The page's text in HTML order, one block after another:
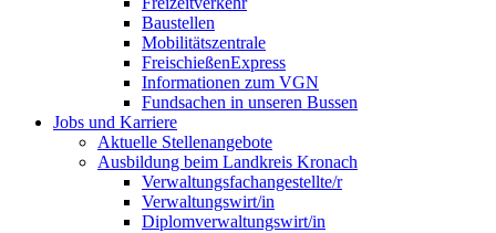
Baustellen
Mobilitätszentrale
FreischießenExpress
Informationen zum VGN
Fundsachen in unseren Bussen
Jobs und Karriere
Aktuelle Stellenangebote
Ausbildung beim Landkreis Kronach
Verwaltungsfachangestellte/r
Verwaltungswirt/in
Diplomverwaltungswirt/in